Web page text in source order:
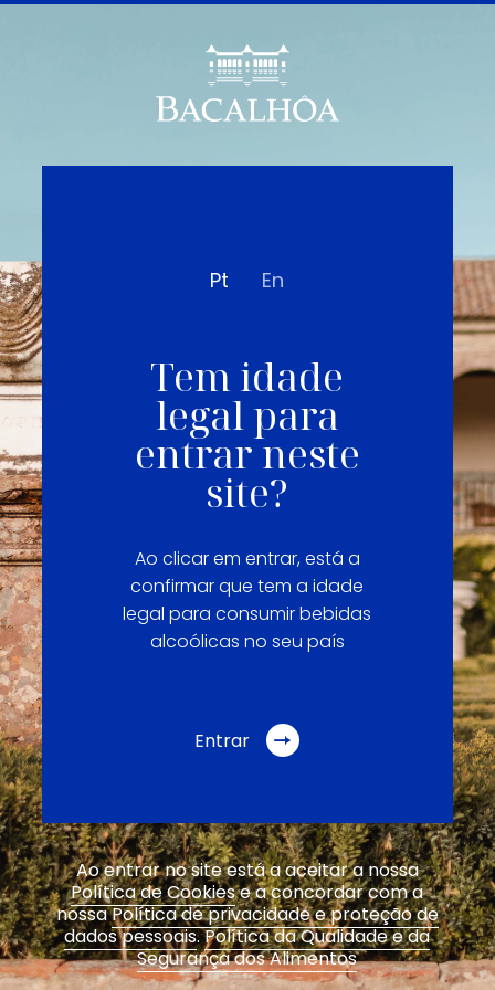
Pt En
Tem idade
legal para
entrar neste
site?
Ao clicar em entrar, está a
confirmar que tem a idade
legal para consumir bebidas
alcoólicas no seu país
Entrar
Ao entrar no site está a aceitar a nossa
Política de Cookiese a concordar com a
nossaPolítica de privacidade e proteção de
dados pessoais.Política da Qualidade e da
Segurança dos Alimentos